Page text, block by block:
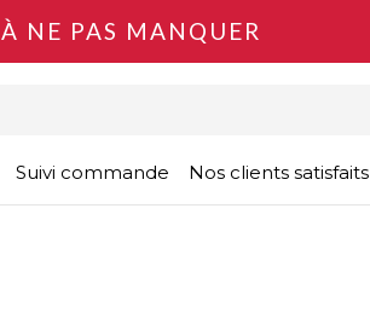
À NE PAS MANQUER
Suivi commande Nos clients satisfaits